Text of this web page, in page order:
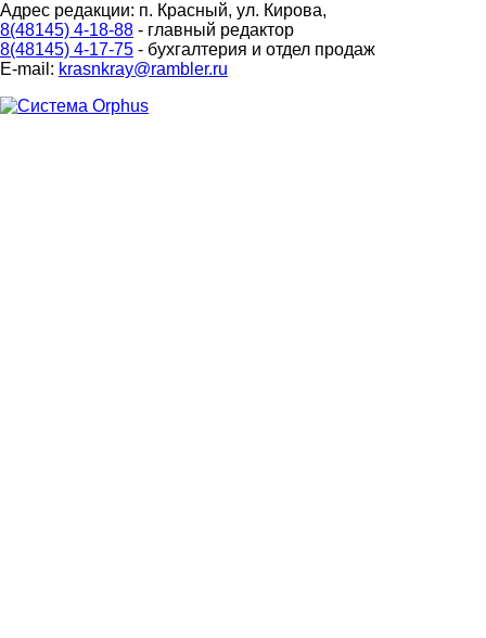
Адрес редакции: п. Красный, ул. Кирова,
8(48145) 4-18-88 - главный редактор
8(48145) 4-17-75 - бухгалтерия и отдел продаж
E-mail: krasnkray@rambler.ru